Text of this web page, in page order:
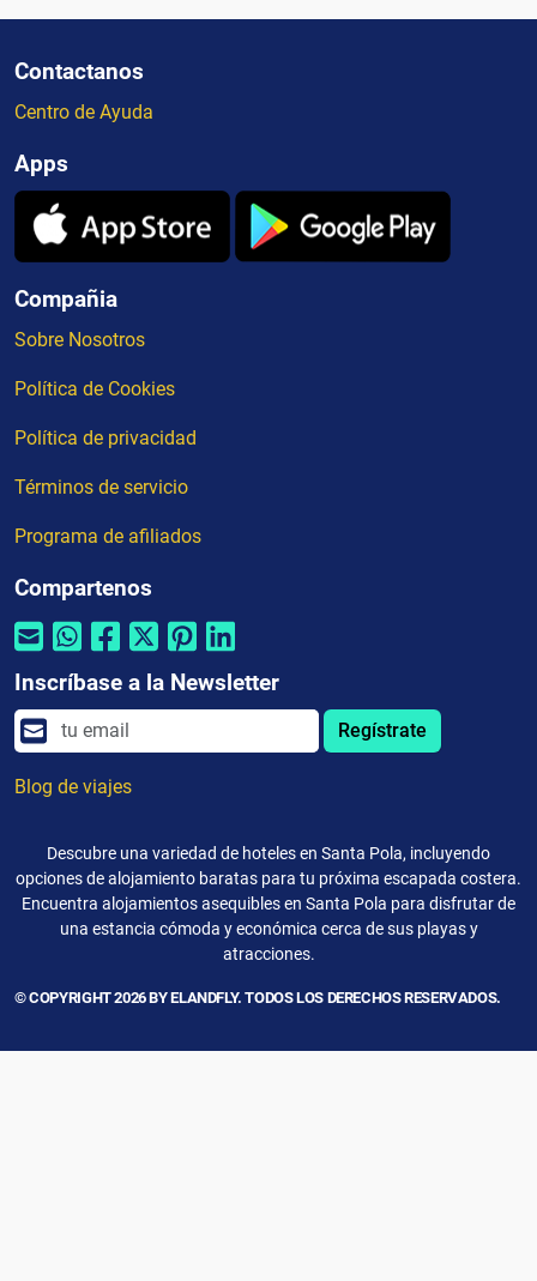
Contactanos
Centro de Ayuda
Apps
Compañia
Sobre Nosotros
Política de Cookies
Política de privacidad
Términos de servicio
Programa de afiliados
Compartenos
Inscríbase a la Newsletter
Regístrate
Blog de viajes
Descubre una variedad de hoteles en Santa Pola, incluyendo
opciones de alojamiento baratas para tu próxima escapada costera.
Encuentra alojamientos asequibles en Santa Pola para disfrutar de
una estancia cómoda y económica cerca de sus playas y
atracciones.
© COPYRIGHT 2026 BY ELANDFLY. TODOS LOS DERECHOS RESERVADOS.